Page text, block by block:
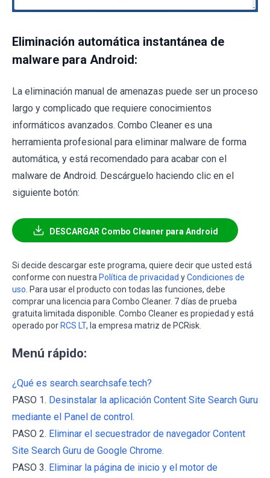
Eliminación automática instantánea de
malware para Android:
La eliminación manual de amenazas puede ser un proceso
largo y complicado que requiere conocimientos
informáticos avanzados. Combo Cleaner es una
herramienta profesional para eliminar malware de forma
automática, y está recomendado para acabar con el
malware de Android. Descárguelo haciendo clic en el
siguiente botón:
DESCARGAR Combo Cleaner para Android
Si decide descargar este programa, quiere decir que usted está
conforme con nuestra Política de privacidad yCondiciones de
uso . Para usar el producto con todas las funciones, debe
comprar una licencia para Combo Cleaner. 7 días de prueba
gratuita limitada disponible. Combo Cleaner es propiedad y está
operado por RCS LT, la empresa matriz de PCRisk.
Menú rápido:
¿Qué es search.searchsafe.tech?
PASO 1. Desinstalar la aplicación Content Site Search Guru
mediante el Panel de control.
PASO 2. Eliminar el secuestrador de navegador Content
Site Search Guru de Google Chrome.
PASO 3. Eliminar la página de inicio y el motor de